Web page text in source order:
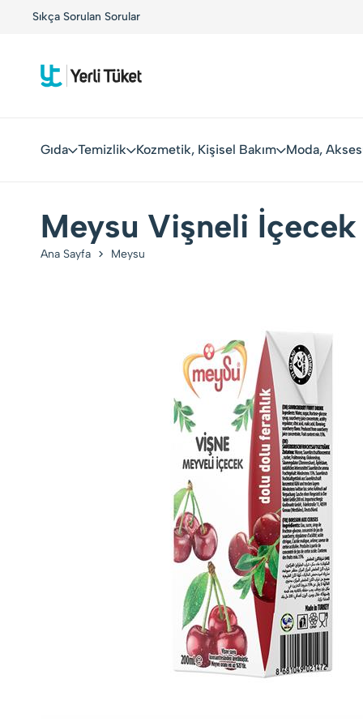
Sıkça Sorulan SorularYerli Tüketiciler, Yerli Markalarla Buluşuyor!
Gıda Temizlik Kozmetik, Kişisel Bakım Moda,
Meysu Vişneli
Ana Sayfa Meysu